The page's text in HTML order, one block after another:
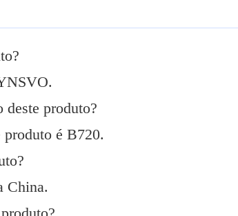
deste produto?
é B720.
China.